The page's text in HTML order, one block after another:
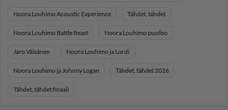
Noora Louhimo Acoustic Experience Tähdet, tähdet
Noora Louhimo Battle Beast Noora Louhimo puoliso
Jaro Väisänen Noora Louhimo ja Lordi
Noora Louhimo ja Johnny Logan Tähdet, tähdet 2026
Tähdet, tähdet finaali